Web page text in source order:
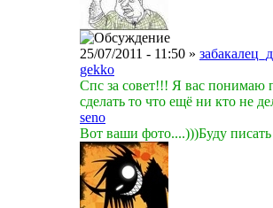
25/07/2011 - 11:50 »
gekko
Спс за совет!!! Я вас понимаю
сделать то что ещё ни кто не
seno
Вот ваши фото....)))Буду